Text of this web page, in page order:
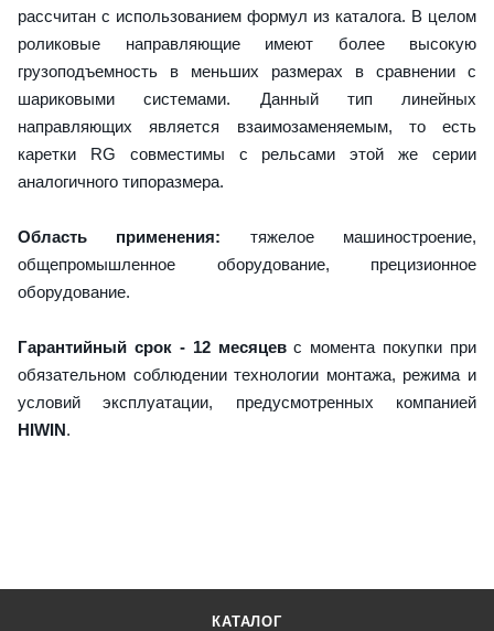
рассчитан с использованием формул из каталога. В целом
роликовые направляющие имеют более высокую
грузоподъемность в меньших размерах в сравнении с
шариковыми системами. Данный тип линейных
направляющих является взаимозаменяемым, то есть
каретки RG совместимы с рельсами этой же серии
аналогичного типоразмера.
Область применения: тяжелое машиностроение,
общепромышленное оборудование, прецизионное
оборудование.
Гарантийный срок - 12 месяцевс момента покупки при
обязательном соблюдении технологии монтажа, режима и
условий эксплуатации, предусмотренных компанией
HIWIN.
КАТАЛОГ